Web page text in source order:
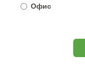
Офис